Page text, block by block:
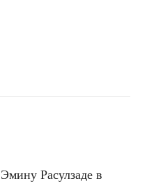
Расулзаде в